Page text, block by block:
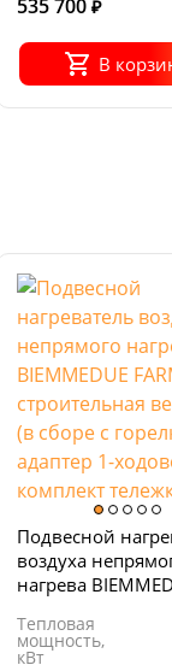
535 700 ₽
В
Подвесной
воздуха
нагрева
строительная
сборе с горелкой +
Тепловая
мощность,
кВт